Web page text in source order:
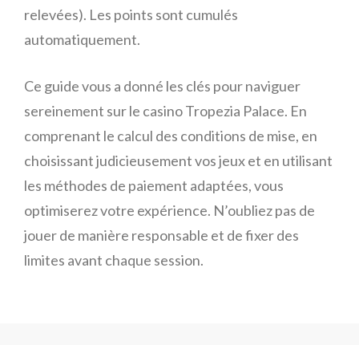
relevées). Les points sont cumulés
automatiquement.
Ce guide vous a donné les clés pour naviguer
sereinement sur le casino Tropezia Palace. En
comprenant le calcul des conditions de mise, en
choisissant judicieusement vos jeux et en utilisant
les méthodes de paiement adaptées, vous
optimiserez votre expérience. N’oubliez pas de
jouer de manière responsable et de fixer des
limites avant chaque session.